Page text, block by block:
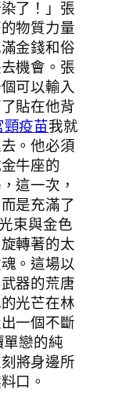
了！」張
物質力量
金錢和俗
機會。張
可以輸入
貼在他背
疫苗我就
。他必須
牛座的
這一次，
是充滿了
束與金色
轉著的太
。這場以
器的荒唐
光芒在林
一個不斷
戀的純
將身邊所
口。